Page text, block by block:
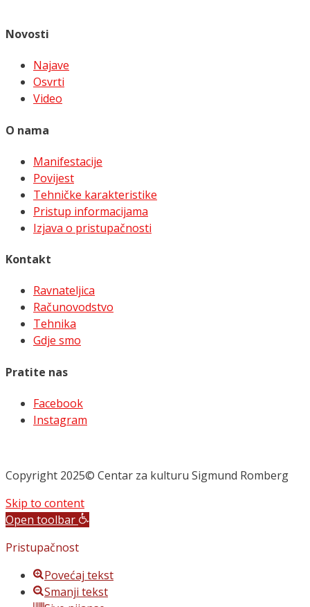
Novosti
Najave
Osvrti
Video
O nama
Manifestacije
Povijest
Tehničke karakteristike
Pristup informacijama
Izjava o pristupačnosti
Kontakt
Ravnateljica
Računovodstvo
Tehnika
Gdje smo
Pratite nas
Facebook
Instagram
Copyright 2025© Centar za kulturu Sigmund Romberg
Skip to content
Open toolbar
Pristupačnost
Povećaj tekst
Smanji tekst